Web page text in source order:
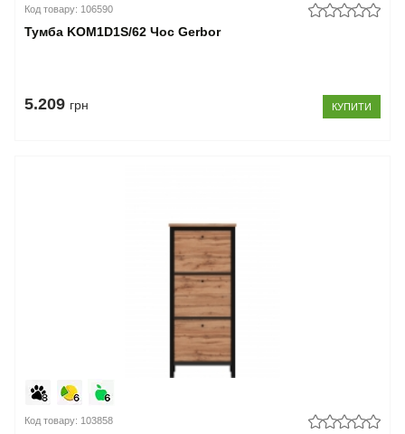
Код товару: 106590
Тумба KOM1D1S/62 Чос Gerbor
5.209 грн КУПИТИ
Код товару: 103858